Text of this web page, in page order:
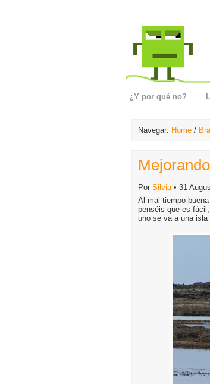
¿Y por qué no?
Navegar: Home /
Por Silvia• 31
Al mal tiempo
penséis que es
uno se va a una